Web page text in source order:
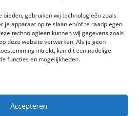
bieden, gebruiken wij technologieën zoals
je apparaat op te slaan en/of te raadplegen.
technologieën kunnen wij gegevens zoals
deze website verwerken. Als je geen
intrekt, kan dit een nadelige
functies en mogelijkheden.
Accepteren
HoReCa vanaf 1
Privacy
Sitemap
Support